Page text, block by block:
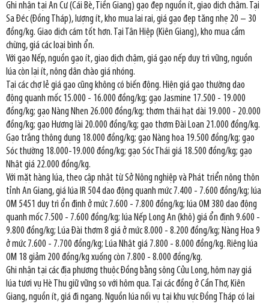
Ghi nhận tại An Cư (Cái Bè, Tiền Giang) gạo đẹp nguồn ít, giao dịch chậm. Tại
Sa Đéc (Đồng Tháp), lượng ít, kho mua lai rai, giá gạo đẹp tăng nhẹ 20 – 30
đồng/kg. Giao dịch cám tốt hơn. Tại Tân Hiệp (Kiên Giang), kho mua cầm
chừng, giá các loại bình ổn.
Với gạo Nếp, nguồn gạo ít, giao dịch chậm, giá gạo nếp duy trì vững, nguồn
lúa còn lại ít, nông dân chào giá nhóng.
Tại các chợ lẻ giá gạo cũng không có biến động. Hiện giá gạo thường dao
động quanh mốc 15.000 - 16.000 đồng/kg; gạo Jasmine 17.500 - 19.000
đồng/kg; gạo Nàng Nhen 26.000 đồng/kg; thơm thái hạt dài 19.000 - 20.000
đồng/kg; gạo Hương lài 20.000 đồng/kg; gạo thơm Đài Loan 21.000 đồng/kg.
Gạo trắng thông dụng 18.000 đồng/kg; gạo Nàng hoa 19.500 đồng/kg; gạo
Sóc thường 18.000-19.000 đồng/kg; gạo Sóc Thái giá 18.500 đồng/kg; gạo
Nhật giá 22.000 đồng/kg.
Với mặt hàng lúa, theo cập nhật từ Sở Nông nghiệp và Phát triển nông thôn
tỉnh An Giang, giá lúa IR 504 dao động quanh mức 7.400 - 7.600 đồng/kg; lúa
OM 5451 duy trì ổn định ở mức 7.600 - 7.800 đồng/kg; lúa OM 380 dao động
quanh mốc 7.500 - 7.600 đồng/kg; lúa Nếp Long An (khô) giá ổn định 9.600 -
9.800 đồng/kg; Lúa Đài thơm 8 giá ở mức 8.000 - 8.200 đồng/kg; Nàng Hoa 9
ở mức 7.600 - 7.700 đồng/kg; Lúa Nhật giá 7.800 - 8.000 đồng/kg. Riêng lúa
OM 18 giảm 200 đồng/kg xuống còn 7.800 - 8.000 đồng/kg.
Ghi nhận tại các địa phương thuộc Đồng bằng sông Cửu Long, hôm nay giá
lúa tươi vụ Hè Thu giữ vững so với hôm qua. Tại các đồng ở Cần Thơ, Kiên
Giang, nguồn ít, giá đi ngang. Nguồn lúa nối vụ tại khu vực Đồng Tháp có lai